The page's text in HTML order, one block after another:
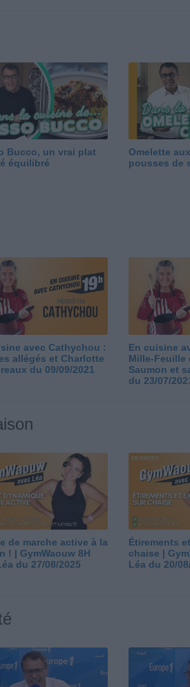
Bucco, un vrai plat
équilibré
Omelette
pousses de
avec Cathychou :
allégés et Charlotte
du 09/09/2021
En cuisine
Mille-Feuille
Saumon et
du 23/07/
de marche active à la
! | GymWaouw 8H
du 27/08/2025
Étirements
chaise |
Léa du 20/